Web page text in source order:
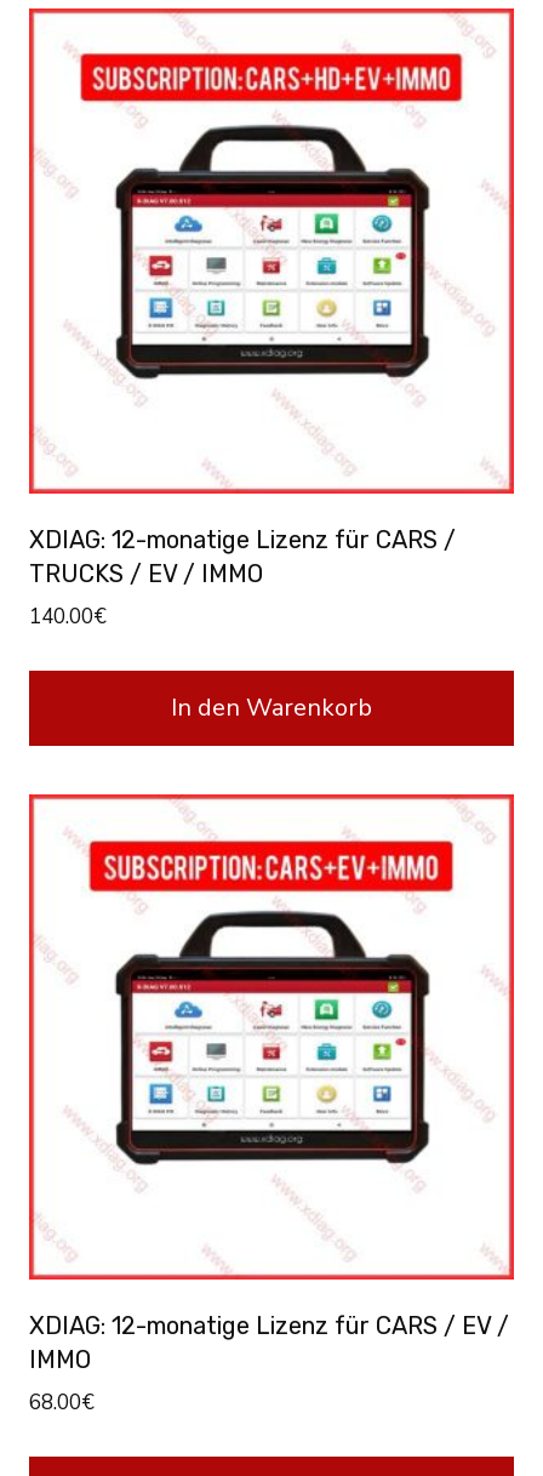
XDIAG: 12-monatige Lizenz für CARS /
TRUCKS / EV / IMMO
140.00€
In den Warenkorb
XDIAG: 12-monatige Lizenz für CARS / EV /
IMMO
68.00€